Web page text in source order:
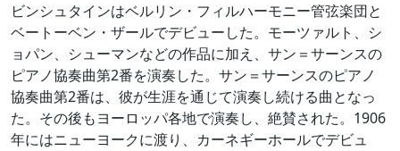
ビンシュタインはベルリン・フィルハーモニー管弦楽団と
ベートーベン・ザールでデビューした。モーツァルト、シ
ョパン、シューマンなどの作品に加え、サン＝サーンスの
ピアノ協奏曲第2番を演奏した。サン＝サーンスのピアノ
協奏曲第2番は、彼が生涯を通じて演奏し続ける曲となっ
た。その後もヨーロッパ各地で演奏し、絶賛された。1906
年にはニューヨークに渡り、カーネギーホールでデビュ